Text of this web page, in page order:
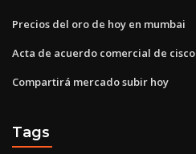
Precios del oro de hoy en mumbai
Acta de acuerdo comercial de cisco
Compartirá mercado subir hoy
Tags